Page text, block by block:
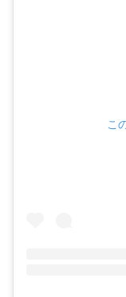
こ